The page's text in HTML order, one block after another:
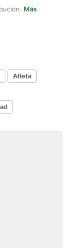
Más
Atleta